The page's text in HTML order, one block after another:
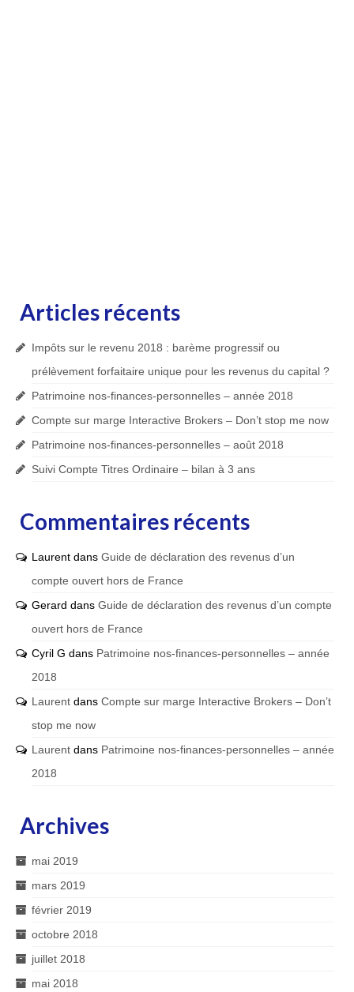
Articles récents
Impôts sur le revenu 2018 : barème progressif ou
prélèvement forfaitaire unique pour les revenus du capital ?
Patrimoine nos-finances-personnelles – année 2018
Compte sur marge Interactive Brokers – Don’t stop me now
Patrimoine nos-finances-personnelles – août 2018
Suivi Compte Titres Ordinaire – bilan à 3 ans
Commentaires récents
Laurent dans Guide de déclaration des revenus d’un
compte ouvert hors de France
Gerard dans Guide de déclaration des revenus d’un compte
ouvert hors de France
Cyril G dans Patrimoine nos-finances-personnelles – année
2018
Laurent dans Compte sur marge Interactive Brokers – Don’t
stop me now
Laurent dans Patrimoine nos-finances-personnelles – année
2018
Archives
mai 2019
mars 2019
février 2019
octobre 2018
juillet 2018
mai 2018